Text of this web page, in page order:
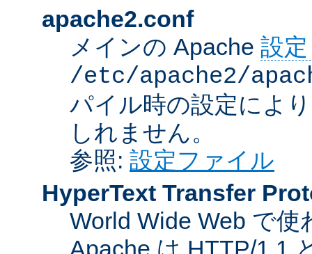
apache2.conf
メインの Apache 設
/etc/apache2/
パイル時の設定によ
しれません。
参照: 設定ファイル
HyperText Transfer
World Wide Web で
Apache は HTTP/1.1